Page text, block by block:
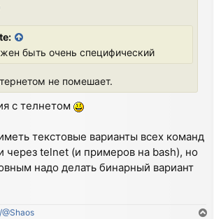
быть очень специфический
не помешает.
с телнетом
текстовые варианты всех команд
через telnet (и примеров на bash), но
надо делать бинарный вариант